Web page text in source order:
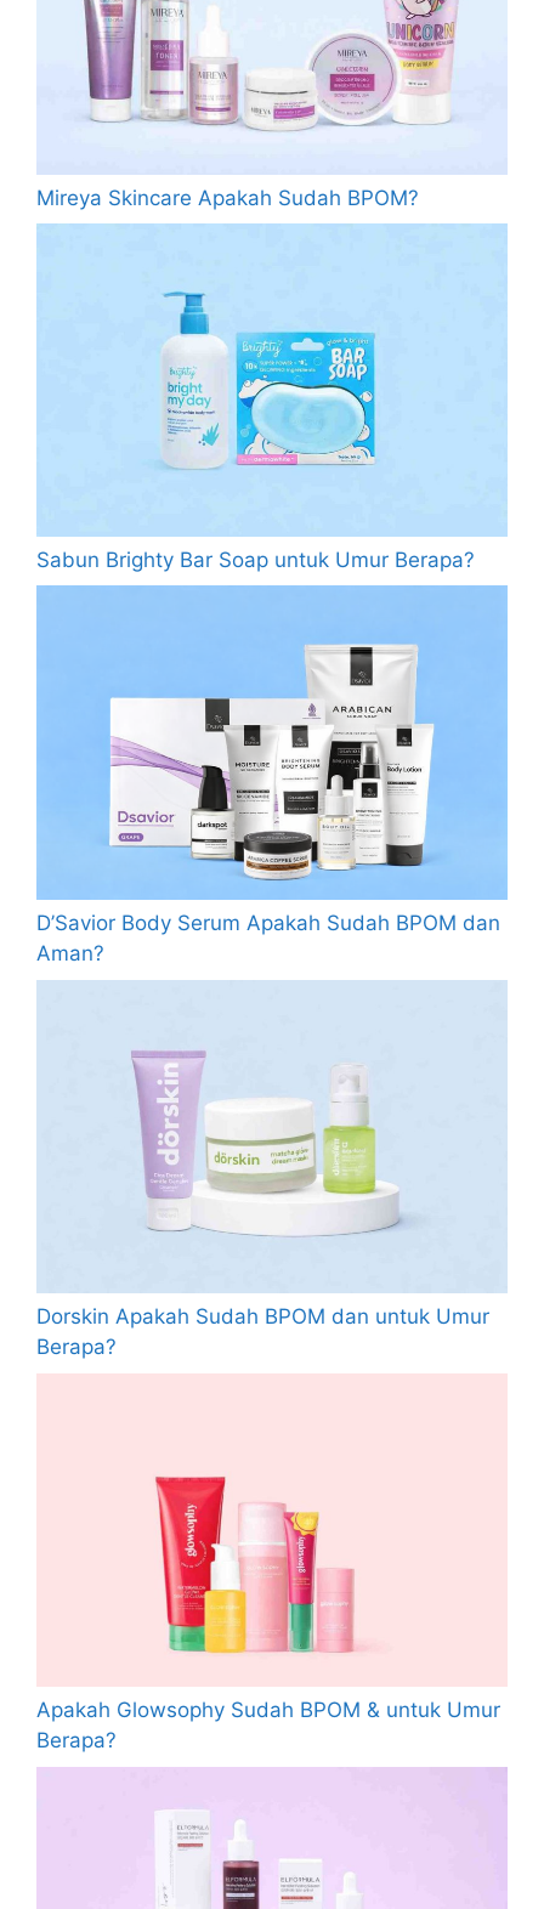
Mireya Skincare Apakah Sudah BPOM?
Sabun Brighty Bar Soap untuk Umur Berapa?
D’Savior Body Serum Apakah Sudah BPOM dan
Aman?
Dorskin Apakah Sudah BPOM dan untuk Umur
Berapa?
Apakah Glowsophy Sudah BPOM & untuk Umur
Berapa?